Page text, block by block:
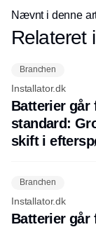
Nævnt i denne
Relateret
Branchen
Installator.dk
Batterier går
standard:
skift i
Branchen
Installator.dk
Batterier går